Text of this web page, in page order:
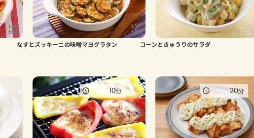
なすとズッキーニの味噌マヨグラタン コーンときゅうりのサラダ
10分 20分